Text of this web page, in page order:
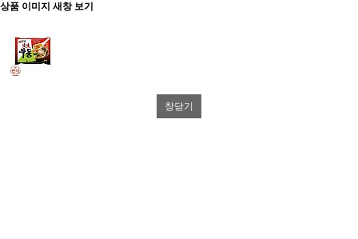
상품 이미지 새창 보기
창닫기